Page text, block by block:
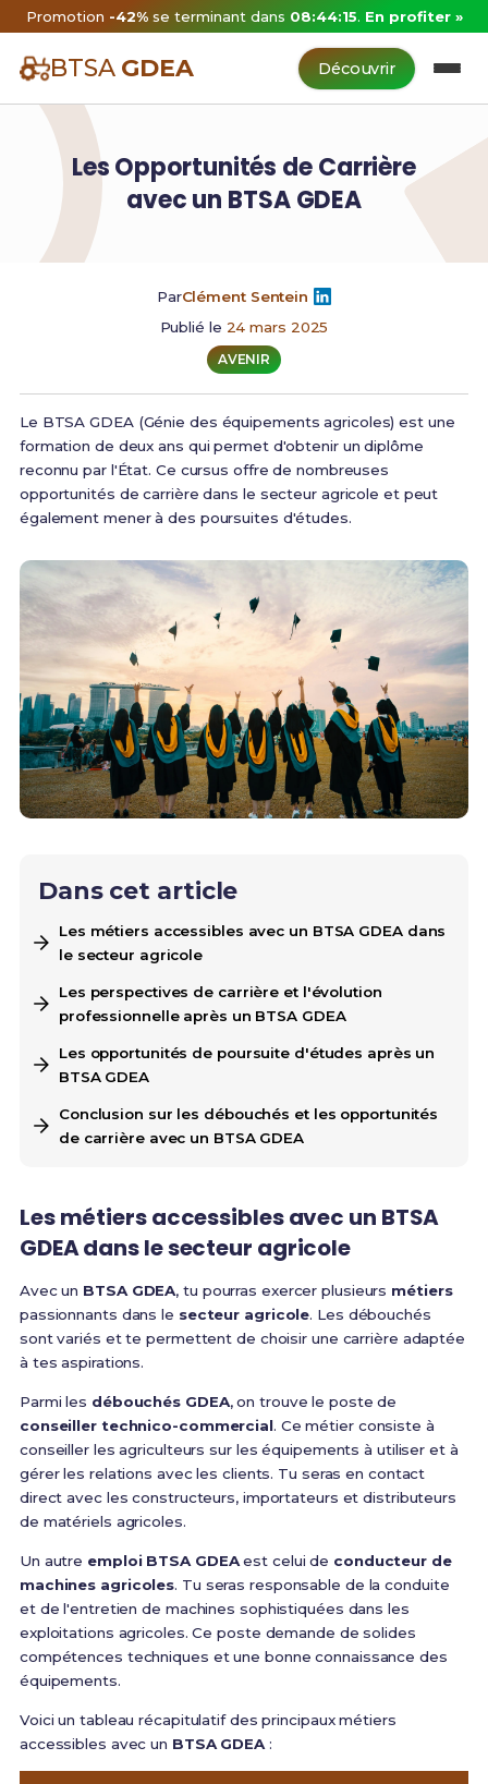
Promotion -42%se terminant dans 08:44:14. En profiter »
BTSA GDEA Découvrir
Les Opportunités de Carrière
avec un BTSA GDEA
ParClément Sentein
Publié le 24 mars 2025
AVENIR
Le BTSA GDEA (Génie des équipements agricoles) est une
formation de deux ans qui permet d'obtenir un diplôme
reconnu par l'État. Ce cursus offre de nombreuses
opportunités de carrière dans le secteur agricole et peut
également mener à des poursuites d'études.
Dans cet article
Les métiers accessibles avec un BTSA GDEA dans
le secteur agricole
Les perspectives de carrière et l'évolution
professionnelle après un BTSA GDEA
Les opportunités de poursuite d'études après un
BTSA GDEA
Conclusion sur les débouchés et les opportunités
de carrière avec un BTSA GDEA
Les métiers accessibles avec un BTSA
GDEA dans le secteur agricole
Avec un BTSA GDEA, tu pourras exercer plusieurs métiers
passionnants dans le secteur agricole. Les débouchés
sont variés et te permettent de choisir une carrière adaptée
à tes aspirations.
Parmi les débouchés GDEA, on trouve le poste de
conseiller technico-commercial. Ce métier consiste à
conseiller les agriculteurs sur les équipements à utiliser et à
gérer les relations avec les clients. Tu seras en contact
direct avec les constructeurs, importateurs et distributeurs
de matériels agricoles.
Un autre emploi BTSA GDEAest celui de conducteur de
machines agricoles. Tu seras responsable de la conduite
et de l'entretien de machines sophistiquées dans les
exploitations agricoles. Ce poste demande de solides
compétences techniques et une bonne connaissance des
équipements.
Voici un tableau récapitulatif des principaux métiers
accessibles avec un BTSA GDEA: